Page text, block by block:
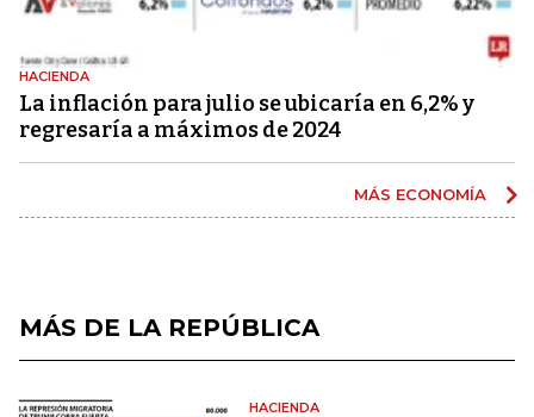
HACIENDA
La inflación para julio se ubicaría en 6,2% y
regresaría a máximos de 2024
MÁS ECONOMÍA
MÁS DE LA REPÚBLICA
HACIENDA